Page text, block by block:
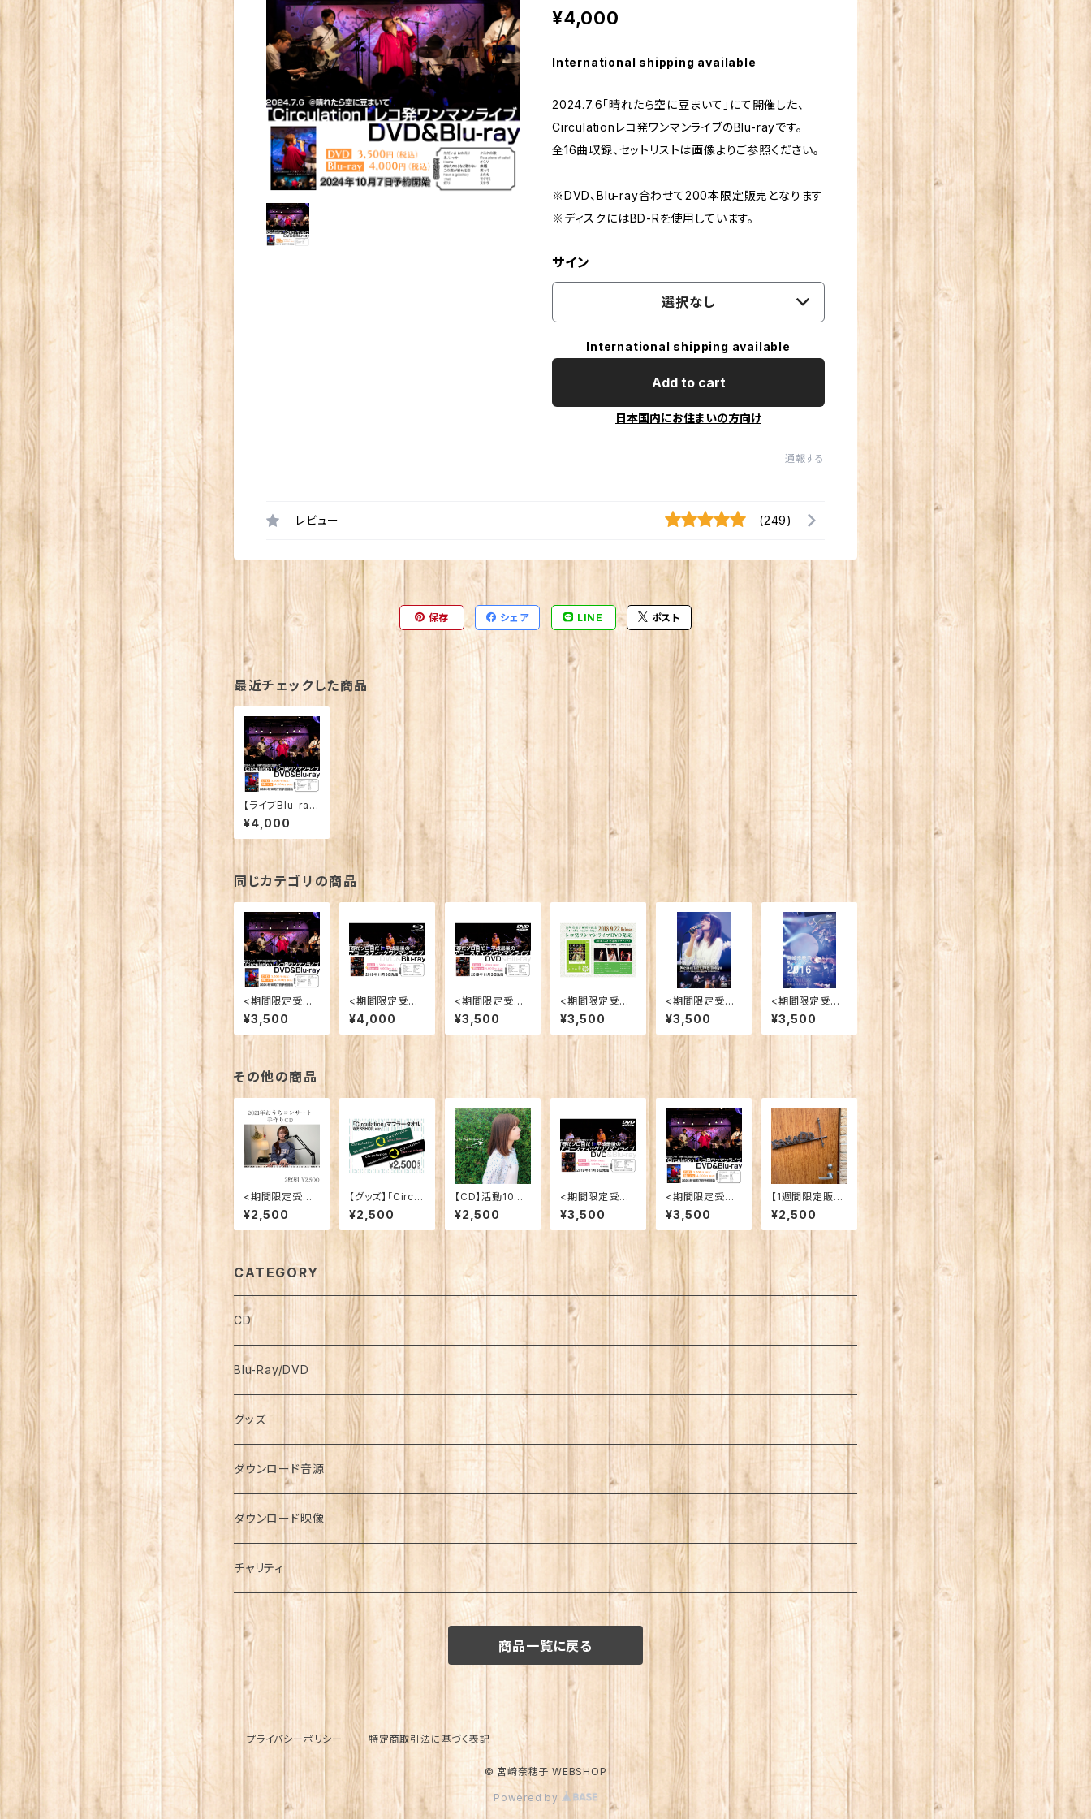
¥4,000
International shipping available
2024.7.6「晴れたら空に豆まいて」にて開催した、
Circulationレコ発ワンマンライブのBlu-rayです。
全16曲収録、セットリストは画像よりご参照ください。
※DVD、Blu-ray合わせて200本限定販売となります
※ディスクにはBD-Rを使用しています。
サイン
選択なし
International shipping available
Add to cart
日本国内にお住まいの方向け
通報する
レビュー (249)
保存 シェア LINE ポスト
最近チェックした商品
【ライブBlu-ra
y】2024.7.6「
『Circulation』
レコ発ワンマン
ら空に豆まいて」
¥4,000
同じカテゴリの商品
<期間限定受注
販売>【ライブD
VD】2024.7.6「
『Circulation』
ら空に豆まいて」
¥3,500
<期間限定受注
再販>【ライブBl
u-ray】「春だゾ
ロ目だ！平成最
後のアコーステ
イブ」
¥4,000
<期間限定受注
再販>【ライブD
VD】「春だゾロ
目だ！平成最後
¥3,500
<期間限定受注
再販>【ライブD
VD】2018.7.22
「『To the begi
¥3,500
<期間限定受注
再販>【ライブD
VD】2017.5.5
「宮崎奈穂子『Mi
lestone』レコ発
東京～夜はバン
ドで～」
¥3,500
<期間限定受注
再販>【ライブD
VD】2016.10.22
「宮崎奈穂子ワ
¥3,500
その他の商品
<期間限定受注
再販>【手作りC
D】2021年おう
ちコンサート
¥2,500
【グッズ】「Circul
ation」マフラー
タオル（WEBSH
OP ver.）
¥2,500
【CD】活動10周
年記念企画アル
バム「To the b
eginning」
¥2,500
<期間限定受注
再販>【ライブD
VD】「春だゾロ
目だ！平成最後
クワンマンライ
¥3,500
<期間限定受注
販売>【ライブD
VD】2024.7.6「
『Circulation』
レコ発ワンマン
ライブ＠晴れた
ら空に豆まいて」
¥3,500
【1週間限定販
売】2025年6月2
1日公演映像【パ
ソコン推奨】
¥2,500
CATEGORY
CD
Blu-Ray/DVD
グッズ
ダウンロード音源
ダウンロード映像
チャリティ
商品一覧に戻る
プライバシーポリシー 特定商取引法に基づく表記
© 宮崎奈穂子 WEBSHOP
Powered by